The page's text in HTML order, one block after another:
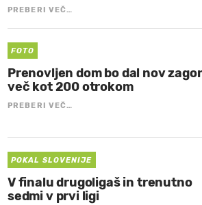
PREBERI VEČ…
FOTO
Prenovljen dom bo dal nov
več kot 200 otrokom
PREBERI VEČ…
POKAL SLOVENIJE
V finalu drugoligaš in trenutno
sedmi v prvi ligi